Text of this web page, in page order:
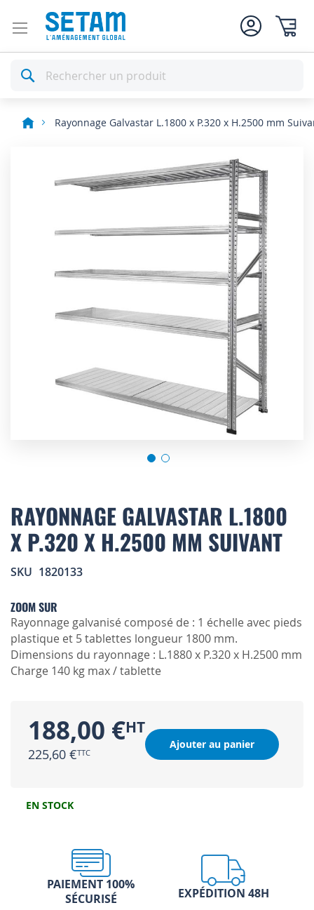
Rechercher
Rayonnage Galvastar L.1800 x P.320 x H.2500 mm
to
the
beginning
of
images
RAYONNAGE GALVASTAR L.1800
X P.320 X H.2500 MM SUIVANT
SKU 1820133
ZOOM SUR
Rayonnage galvanisé composé de : 1 échelle avec pieds
plastique et 5 tablettes longueur 1800 mm.
Dimensions du rayonnage : L.1880 x P.320 x H.2500 mm
Charge 140 kg max / tablette
188,00 €
225,60 €
Ajouter au panier
EN STOCK
PAIEMENT 100%
SÉCURISÉ
EXPÉDITION 48H